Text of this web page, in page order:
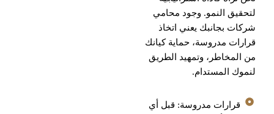
لتحقيق النمو. وجود محامي
شركات بجانبك يعني اتخاذ
قرارات مدروسة، حماية كيانك
من المخاطر، وتمهيد الطريق
لنموك المستدام.
قرارات مدروسة: قبل أي